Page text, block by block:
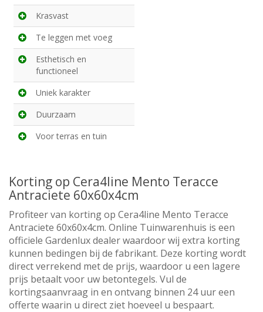
Krasvast
Te leggen met voeg
Esthetisch en
functioneel
Uniek karakter
Duurzaam
Voor terras en tuin
Korting op Cera4line Mento Teracce
Antraciete 60x60x4cm
Profiteer van korting op Cera4line Mento Teracce
Antraciete 60x60x4cm. Online Tuinwarenhuis is een
officiele Gardenlux dealer waardoor wij extra korting
kunnen bedingen bij de fabrikant. Deze korting wordt
direct verrekend met de prijs, waardoor u een lagere
prijs betaalt voor uw betontegels. Vul de
kortingsaanvraag in en ontvang binnen 24 uur een
offerte waarin u direct ziet hoeveel u bespaart.